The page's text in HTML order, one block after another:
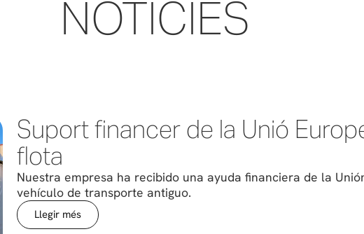
NOTÍCIES
Suport financer de la Unió
flota
Nuestra empresa ha recibido una ayuda financiera de la
vehículo de transporte antiguo.
Llegir més